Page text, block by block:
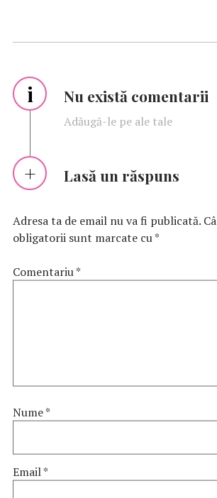
i Nu există comentarii
Adăugă-le pe ale tale
Lasă un răspuns
Adresa ta de email nu va fi publicată.
obligatorii sunt marcate cu*
Comentariu*
Nume*
Email*